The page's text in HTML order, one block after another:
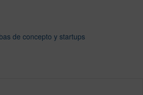
de concepto y startups